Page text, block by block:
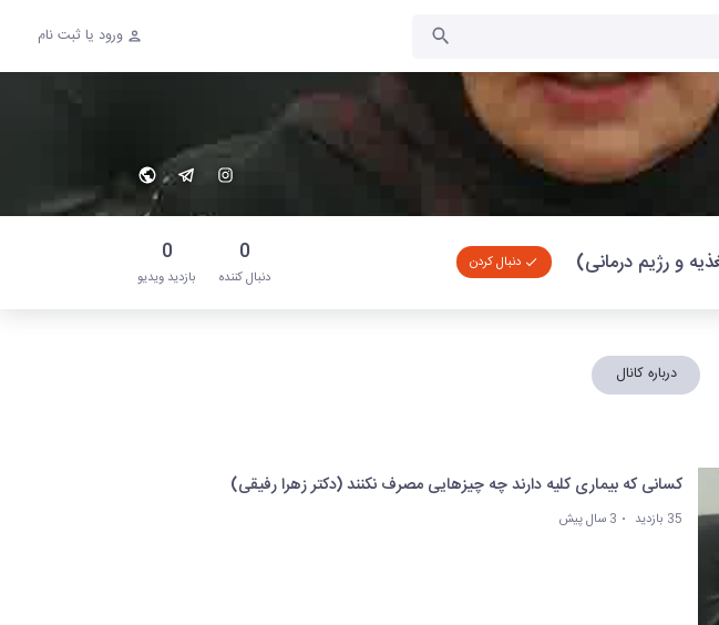
ورود یا ثبت نام
و رژیم درمانی) دنبال کردن 0
دنبال‌ کننده
0
بازدید ویدیو
درباره کانال
کسانی که بیماری کلیه دارند چه چیزهایی مصرف نکنند (دکتر زهرا رفیقی)
35 بازدید 3 سال پیش